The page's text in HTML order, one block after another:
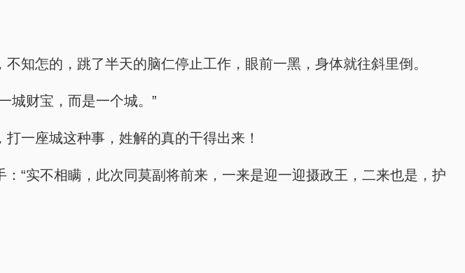
知怎的，跳了半天的脑仁停止工作，眼前一黑，身体就往斜里倒。
城财宝，而是一个城。”
一座城这种事，姓解的真的干得出来！
“实不相瞒，此次同莫副将前来，一来是迎一迎摄政王，二来也是，护